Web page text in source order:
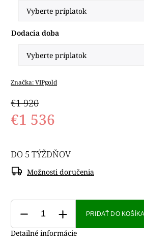
Dodacia doba
Značka:VIPgold
€1 920
€1 536
DO 5 TÝŽDŇOV
Možnosti doručenia
PRIDAŤ DO KOŠÍKA
Detailné informácie